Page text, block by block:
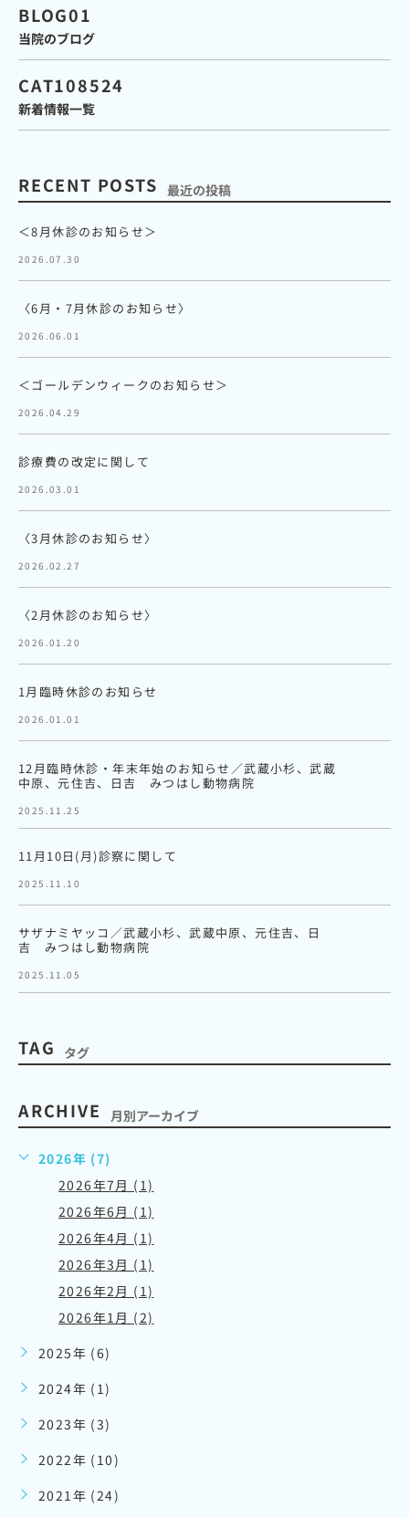
BLOG01
当院のブログ
CAT108524
新着情報一覧
RECENT POSTS 最近の投稿
＜8月休診のお知らせ＞
2026.07.30
〈6月・7月休診のお知らせ〉
2026.06.01
＜ゴールデンウィークのお知らせ＞
2026.04.29
診療費の改定に関して
2026.03.01
〈3月休診のお知らせ〉
2026.02.27
〈2月休診のお知らせ〉
2026.01.20
1月臨時休診のお知らせ
2026.01.01
12月臨時休診・年末年始のお知らせ／武蔵小杉、武蔵
中原、元住吉、日吉 みつはし動物病院
2025.11.25
11月10日(月)診察に関して
2025.11.10
サザナミヤッコ／武蔵小杉、武蔵中原、元住吉、日
吉 みつはし動物病院
2025.11.05
TAG タグ
ARCHIVE 月別アーカイブ
2026年 (7)
2026年7月 (1)
2026年6月 (1)
2026年4月 (1)
2026年3月 (1)
2026年2月 (1)
2026年1月 (2)
2025年 (6)
2024年 (1)
2023年 (3)
2022年 (10)
2021年 (24)